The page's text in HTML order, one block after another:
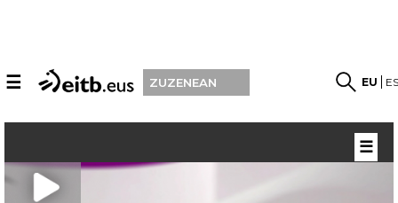
☰ ZUZENEAN EU
☰